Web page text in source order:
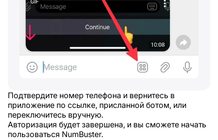
Подтвердите номер телефона и вернитесь в
приложение по ссылке, присланной ботом, или
переключитесь вручную.
Авторизация будет завершена, и вы сможете начать
пользоваться NumBuster.